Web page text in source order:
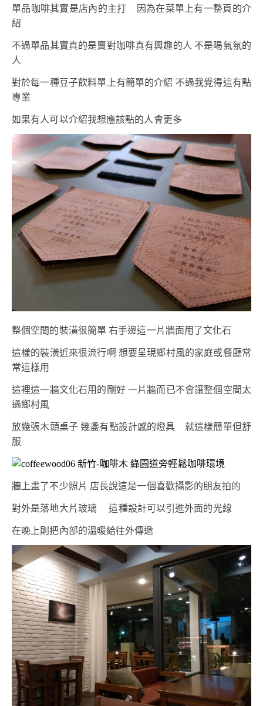
單品咖啡其實是店內的主打 因為在菜單上有一整頁的介
紹
不過單品其實真的是賣對咖啡真有興趣的人 不是喝氣氛的
人
對於每一種豆子飲料單上有簡單的介紹 不過我覺得這有點
專業
如果有人可以介紹我想應該點的人會更多
整個空間的裝潢很簡單 右手邊這一片牆面用了文化石
這樣的裝潢近來很流行啊 想要呈現鄉村風的家庭或餐廳常
常這樣用
這裡這一牆文化石用的剛好 一片牆而已不會讓整個空間太
過鄉村風
放幾張木頭桌子 幾盞有點設計感的燈具 就這樣簡單但舒
服
牆上畫了不少照片 店長說這是一個喜歡攝影的朋友拍的
對外是落地大片玻璃 這種設計可以引進外面的光線
在晚上則把內部的溫暖給往外傳遞